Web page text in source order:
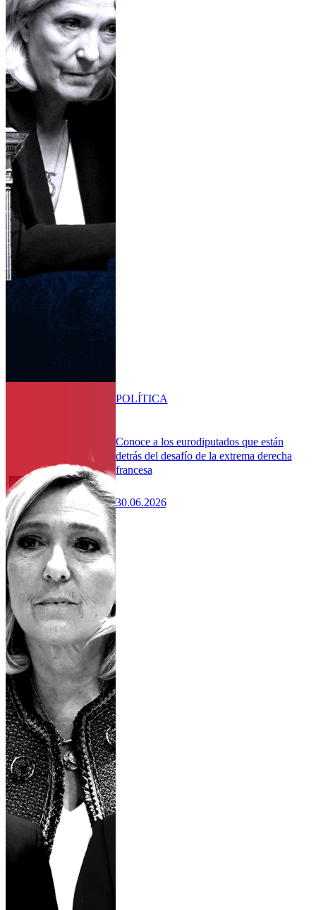
Conoce a los eurodiputados que están
detrás del desafío de la extrema derecha
francesa
30.06.2026
POLÍTICA